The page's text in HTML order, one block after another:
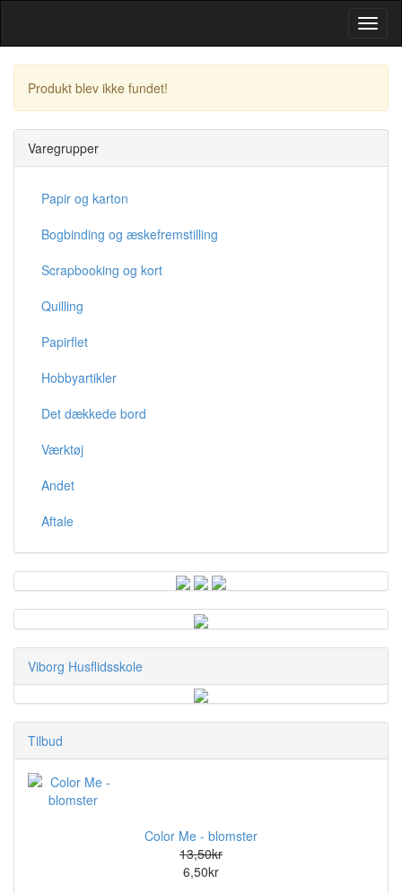
Produkt blev ikke fundet!
Varegrupper
Papir og karton
Bogbinding og æskefremstilling
Scrapbooking og kort
Quilling
Papirflet
Hobbyartikler
Det dækkede bord
Værktøj
Andet
Aftale
Viborg Husflidsskole
Tilbud
Color Me - blomster
13,50kr
6,50kr